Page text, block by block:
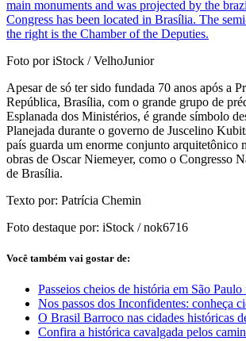
Foto por iStock / VelhoJunior
Apesar de só ter sido fundada 70 anos após a
República, Brasília, com o grande grupo de
Esplanada dos Ministérios, é grande símbolo
Planejada durante o governo de Juscelino
país guarda um enorme conjunto arquitetônico
obras de Oscar Niemeyer, como o Congresso
de Brasília.
Texto por: Patrícia Chemin
Foto destaque por: iStock / nok6716
Você também vai gostar de:
Passeios cheios de história em São
Nos passos dos Inconfidentes: conheça
O Brasil Barroco nas cidades históricas
Confira a histórica cavalgada pelos